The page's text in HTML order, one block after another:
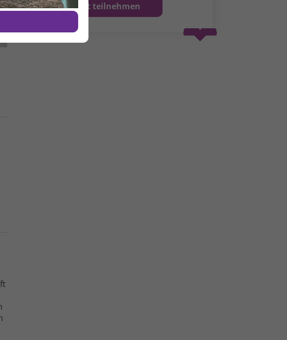
Vor Ort teilnehmen
Spenden